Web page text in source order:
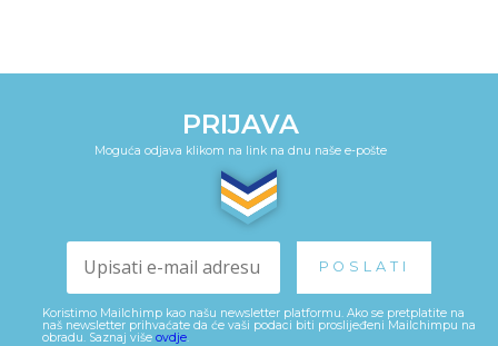
PRIJAVA
Moguća odjava klikom na link na dnu naše e-pošte
Koristimo Mailchimp kao našu newsletter platformu. Ako se pretplatite na
naš newsletter prihvaćate da će vaši podaci biti proslijeđeni Mailchimpu na
obradu. Saznaj više ovdje